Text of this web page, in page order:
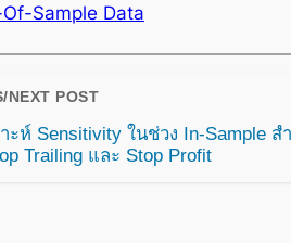
Sample Data
NEXT POST
ะห์ Sensitivity ในช่วง In-Sample ส
Trailing และ Stop Profit